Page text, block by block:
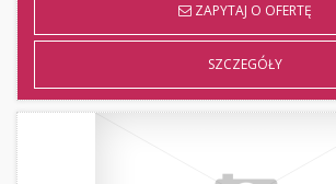
ZAPYTAJ O OFERTĘ
SZCZEGÓŁY